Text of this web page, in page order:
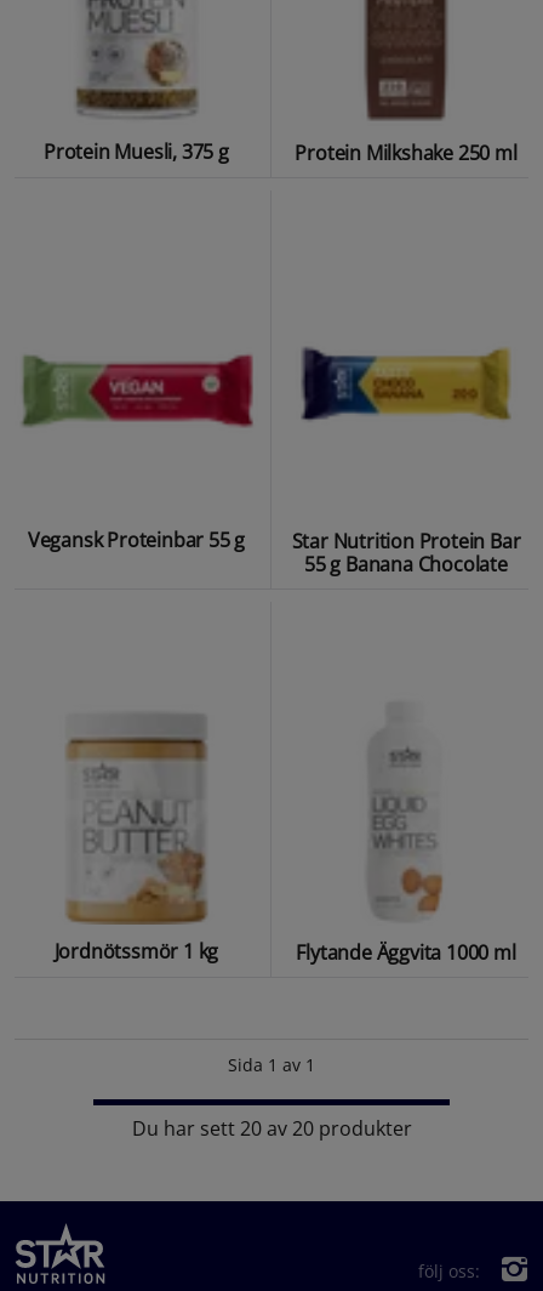
Protein Muesli, 375 g Protein Milkshake 250 ml
Vegansk Proteinbar 55 g
Star Nutrition Protein Bar
55 g Banana Chocolate
Jordnötssmör 1 kg Flytande Äggvita 1000 ml
Sida 1 av 1
Du har sett 20 av 20 produkter
följ oss: